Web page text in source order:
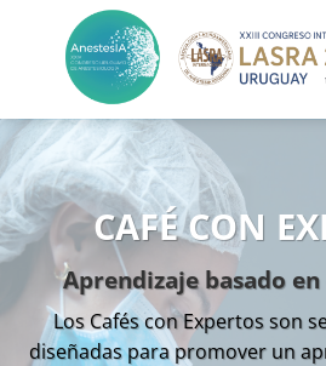
contenido
CAFÉ CON
Aprendizaje basado
Los Cafés con Expertos son
diseñadas para promover un